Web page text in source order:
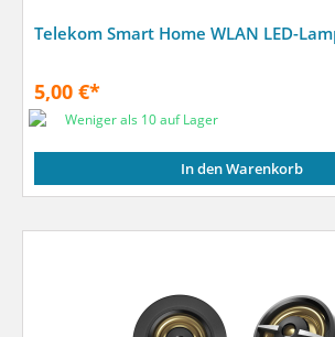
Telekom Smart Home WLAN LED-
5,00 €*
Weniger als 10 auf Lager
In den Warenkorb